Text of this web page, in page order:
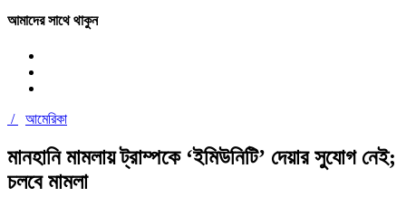
আমাদের সাথে থাকুন
/ আমেরিকা
মানহানি মামলায় ট্রাম্পকে ‘ইমিউনিটি’ দেয়ার সুযোগ নেই;
চলবে মামলা